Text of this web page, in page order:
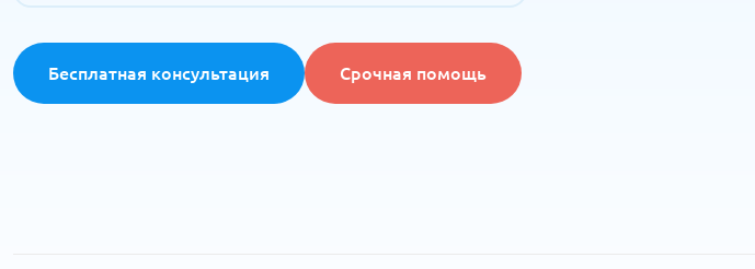
Бесплатная консультация Срочная помощь